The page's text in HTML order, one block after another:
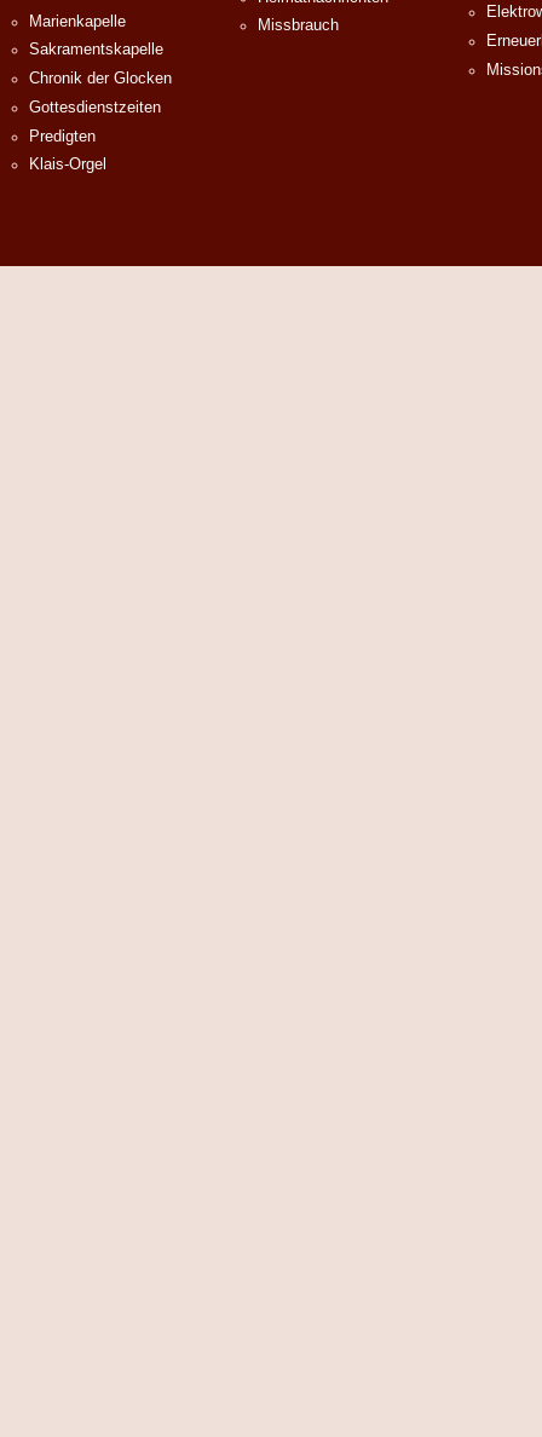
Marienkapelle
Sakramentskapelle
Chronik der Glocken
Gottesdienstzeiten
Predigten
Klais-Orgel
Missbrauch